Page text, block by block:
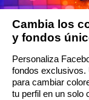
Cambia los
y fondos
Personaliza
fondos exclusivos.
para cambiar
tu perfil en un solo